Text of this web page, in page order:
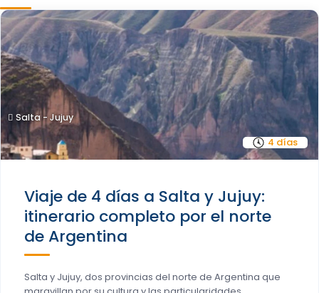
4 días
Salta - Jujuy
Viaje de 4 días a Salta y Jujuy:
itinerario completo por el norte
de Argentina
Salta y Jujuy, dos provincias del norte de Argentina que